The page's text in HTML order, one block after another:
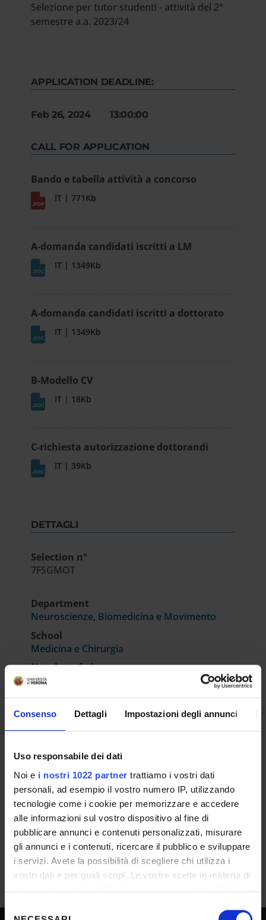
Consenso Dettagli Impostazioni degli annunci
Uso responsabile dei dati
Noi e i nostri 1022 partner trattiamo i vostri dati
personali, ad esempio il vostro numero IP, utilizzando
tecnologie come i cookie per memorizzare e accedere
alle informazioni sul vostro dispositivo al fine di
pubblicare annunci e contenuti personalizzati, misurare
gli annunci e i contenuti, ricercare il pubblico e sviluppare
i servizi. Avete la possibilità di scegliere chi utilizza i
vostri dati e per quali scopi. Le vostre scelte in materia di
privacy sono applicabili solo su questa proprietà digitale
modificare o revocare il proprio consenso in qualsiasi
Selezione
Selezione per tutor studenti - attività del 2°
semestre a.a. 2023/24
APPLICATION DEADLINE:
Feb 26, 2024 13:00:00
CALL FOR APPLICATION
Bando e tabella attività a concorso
IT | 771Kb
A-domanda candidati iscritti a LM
IT | 1349Kb
A-domanda candidati iscritti a dottorato
IT | 1349Kb
B-Modello CV
IT | 18Kb
C-richiesta autorizzazione dottorandi
IT | 39Kb
DETTAGLI
Selection n°
7FSGMOT
Department
Neuroscienze, Biomedicina e Movimento
School
Medicina e Chirurgia
Number of places
14
Graduatoria
IT | 431Kb